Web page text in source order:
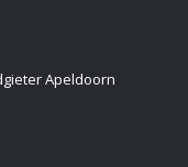
Apeldoorn